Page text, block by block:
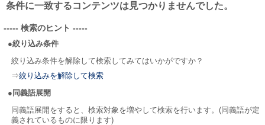
条件に一致するコンテンツは見つかりませんでした。
----- 検索のヒント -----
●絞り込み条件
絞り込み条件を解除して検索してみてはいかがですか？
⇒絞り込みを解除して検索
●同義語展開
同義語展開をすると、検索対象を増やして検索を行います。(同義語が定
義されているものに限ります)